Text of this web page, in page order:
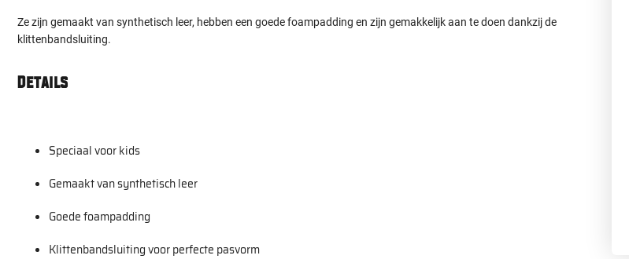
Ze zijn gemaakt van synthetisch leer, hebben een goede foampadding en zijn gemakkelijk aan te doen dankzij de
klittenbandsluiting.
Details
Speciaal voor kids
Gemaakt van synthetisch leer
Goede foampadding
Klittenbandsluiting voor perfecte pasvorm